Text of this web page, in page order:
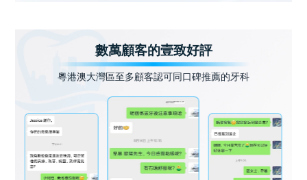
數萬顧客的壹致好評
粵港澳大灣區至多顧客認可同口碑推薦的牙科